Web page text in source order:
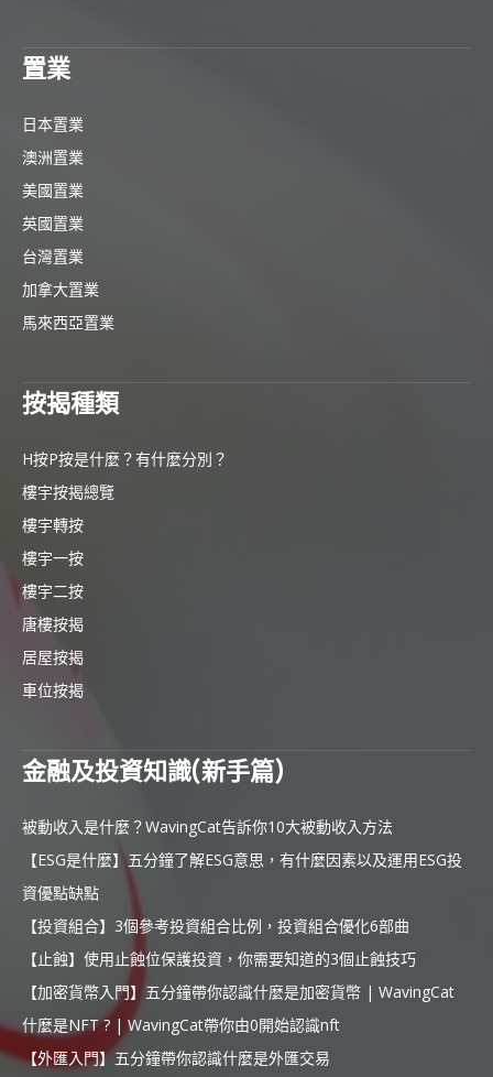
置業
日本置業
澳洲置業
美國置業
英國置業
台灣置業
加拿大置業
馬來西亞置業
按揭種類
H按P按是什麼？有什麼分別？
樓宇按揭總覽
樓宇轉按
樓宇一按
樓宇二按
唐樓按揭
居屋按揭
車位按揭
金融及投資知識(新手篇)
被動收入是什麼？WavingCat告訴你10大被動收入方法
【ESG是什麼】五分鐘了解ESG意思，有什麼因素以及運用ESG投
資優點缺點
【投資組合】3個參考投資組合比例，投資組合優化6部曲
【止蝕】使用止蝕位保護投資，你需要知道的3個止蝕技巧
【加密貨幣入門】五分鐘帶你認識什麼是加密貨幣 | WavingCat
什麼是NFT ? | WavingCat帶你由0開始認識nft
【外匯入門】五分鐘帶你認識什麼是外匯交易